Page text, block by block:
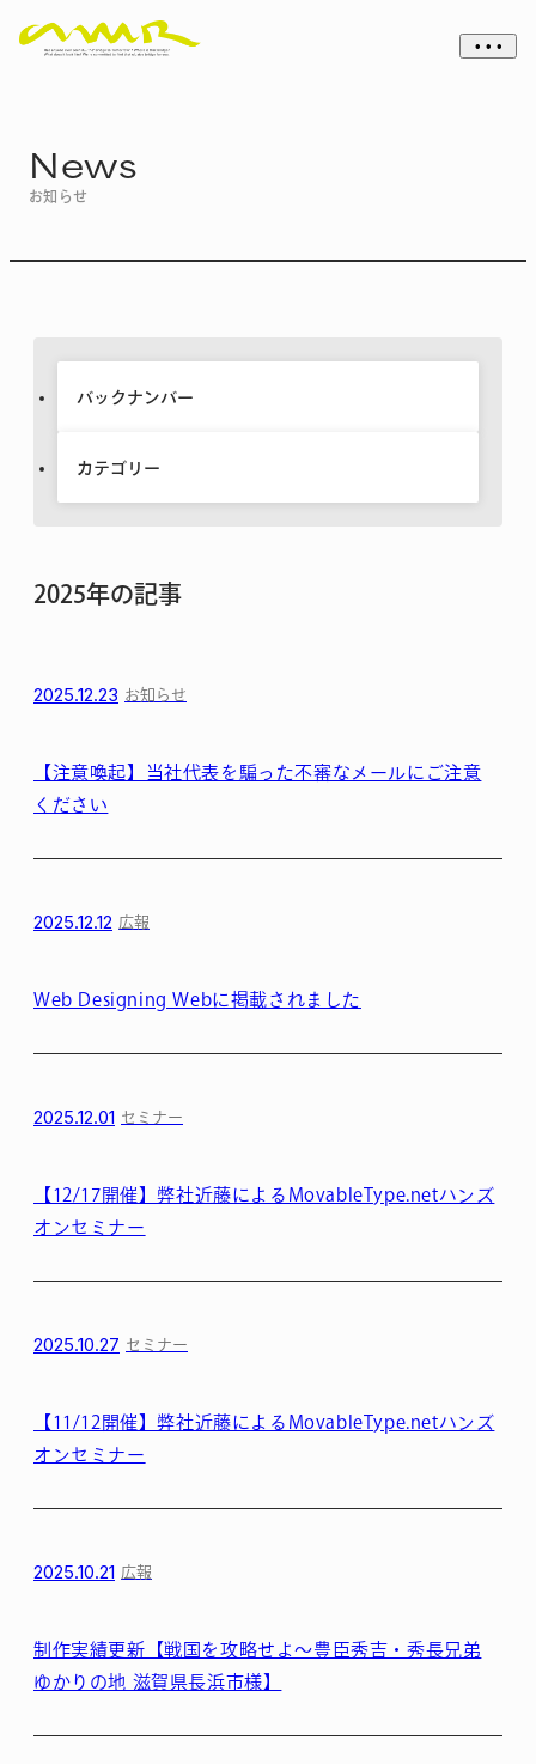
• • •
News
お知らせ
バックナンバー
カテゴリー
2025年の記事
2025.12.23 お知らせ
【注意喚起】当社代表を騙った不審なメールにご注意
ください
2025.12.12 広報
Web Designing Webに掲載されました
2025.12.01 セミナー
【12/17開催】弊社近藤によるMovableType.netハンズ
オンセミナー
2025.10.27 セミナー
【11/12開催】弊社近藤によるMovableType.netハンズ
オンセミナー
2025.10.21 広報
制作実績更新【戦国を攻略せよ〜豊臣秀吉・秀長兄弟
ゆかりの地 滋賀県長浜市様】